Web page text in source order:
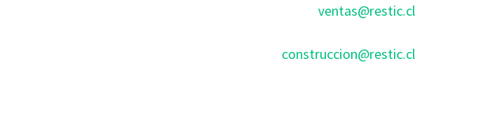
ventas@restic.cl
construccion@restic.cl